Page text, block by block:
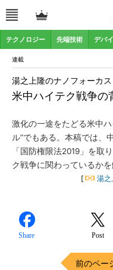
テクノロジー 先端技術 デバ
連載
米中ハイテク戦争の
湯之上隆のナノフォーカス
激化の一途をたどる米中
ル”でもある。本稿では、
「国防権限法2019」を取
ク戦争に関わっているかを
[ 湯之
Share Post
前のペー